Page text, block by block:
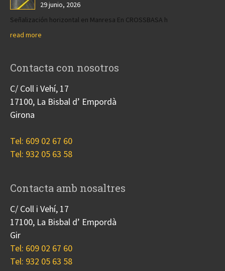
29 junio, 2026
Señalización horizontal en Manresa En CROSSBASA h
read more
Contacta con nosotros
C/ Coll i Vehí, 17
17100, La Bisbal d’ Empordà
Girona
Tel: 609 02 67 60
Tel: 932 05 63 58
Contacta amb nosaltres
C/ Coll i Vehí, 17
17100, La Bisbal d’ Empordà
Gir
Tel: 609 02 67 60
Tel: 932 05 63 58